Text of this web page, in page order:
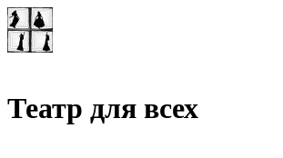
Театр для всех